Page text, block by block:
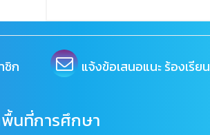
ชิก แจ้งข้อเสนอแนะ ร้องเรียน
พื้นที่การศึกษา